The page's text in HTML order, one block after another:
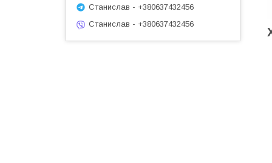
Станислав - +380637432456
Станислав - +380637432456